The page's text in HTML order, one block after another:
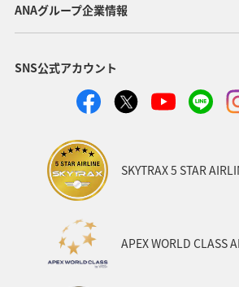
ANAグループ企業情報
SNS公式アカウント
SKYTRAX 5 STAR
APEX WORLD CLASS